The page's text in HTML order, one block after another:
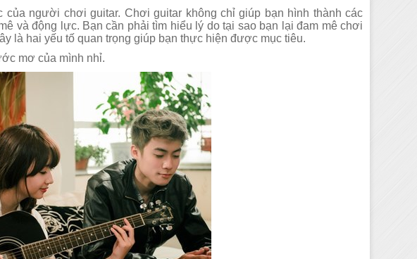
người chơi guitar. Chơi guitar không chỉ giúp bạn hình thành các
và động lực. Bạn cần phải tìm hiểu lý do tại sao bạn lại đam mê chơi
là hai yếu tố quan trọng giúp bạn thực hiện được mục tiêu.
mơ của mình nhỉ.
Dạy học Guitar tại quận 6
Dạy học Guitar tại quận 5